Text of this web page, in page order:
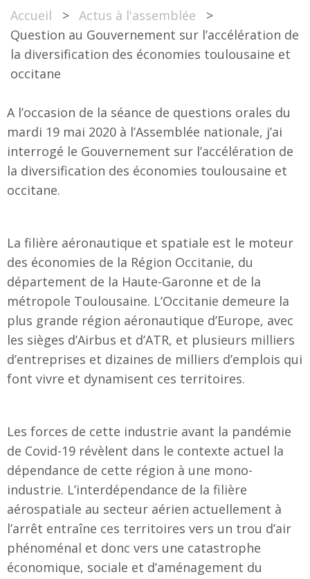
Accueil > Actus à l'assemblée
>
Question au Gouvernement sur l’accélération de
la diversification des économies toulousaine et
occitane
A l’occasion de la séance de questions orales du
mardi 19 mai 2020 à l’Assemblée nationale, j’ai
interrogé le Gouvernement sur l’accélération de
la diversification des économies toulousaine et
occitane.
La filière aéronautique et spatiale est le moteur
des économies de la Région Occitanie, du
département de la Haute-Garonne et de la
métropole Toulousaine. L’Occitanie demeure la
plus grande région aéronautique d’Europe, avec
les sièges d’Airbus et d’ATR, et plusieurs milliers
d’entreprises et dizaines de milliers d’emplois qui
font vivre et dynamisent ces territoires.
Les forces de cette industrie avant la pandémie
de Covid-19 révèlent dans le contexte actuel la
dépendance de cette région à une mono-
industrie. L’interdépendance de la filière
aérospatiale au secteur aérien actuellement à
l’arrêt entraîne ces territoires vers un trou d’air
phénoménal et donc vers une catastrophe
économique, sociale et d’aménagement du